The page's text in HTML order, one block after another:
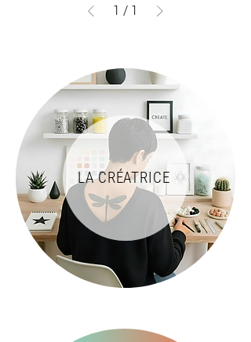
1 / 1
LA CRÉATRICE